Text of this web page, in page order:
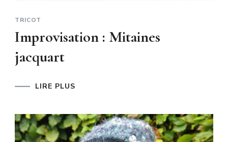
TRICOT
Improvisation : Mitaines
jacquart
LIRE PLUS